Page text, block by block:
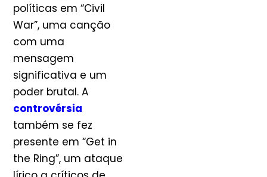
políticas em “Civil
War”, uma canção
com uma
mensagem
significativa e um
poder brutal. A
controvérsia
também se fez
presente em “Get in
the Ring”, um ataque